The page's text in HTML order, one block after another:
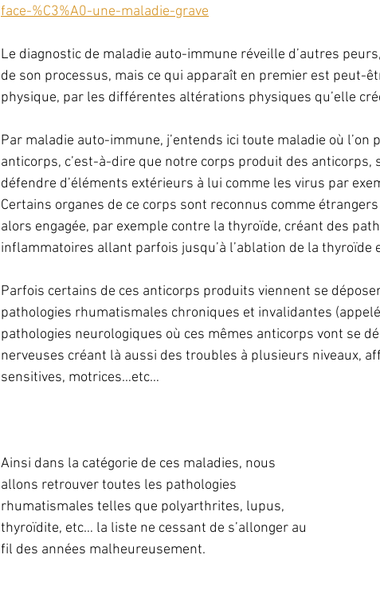
face-%C3%A0-une-maladie-grave
Le diagnostic de maladie auto-immune réveille d’autres
de son processus, mais ce qui apparaît en premier est peut-
physique, par les différentes altérations physiques qu’elle
Par maladie auto-immune, j’entends ici toute maladie où l’on
anticorps, c’est-à-dire que notre corps produit des
défendre d’éléments extérieurs à lui comme les virus par
Certains organes de ce corps sont reconnus comme
alors engagée, par exemple contre la thyroïde, créant des
inflammatoires allant parfois jusqu’à l’ablation de la thyroïde
Parfois certains de ces anticorps produits viennent se
pathologies rhumatismales chroniques et invalidantes
pathologies neurologiques où ces mêmes anticorps vont se
nerveuses créant là aussi des troubles à plusieurs niveaux,
sensitives, motrices…etc…
Ainsi dans la catégorie de ces maladies, nous
allons retrouver toutes les pathologies
rhumatismales telles que polyarthrites, lupus,
thyroïdite, etc… la liste ne cessant de s’allonger au
fil des années malheureusement.